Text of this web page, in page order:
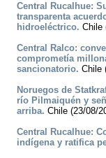
Central Rucalhue:
transparenta
hidroeléctrico. Chile
Central Ralco:
comprometía
sancionatorio. Chile
Noruegos de
río Pilmaiquén y
arriba. Chile (23/08/
Central Rucalhue:
indígena y ratifica